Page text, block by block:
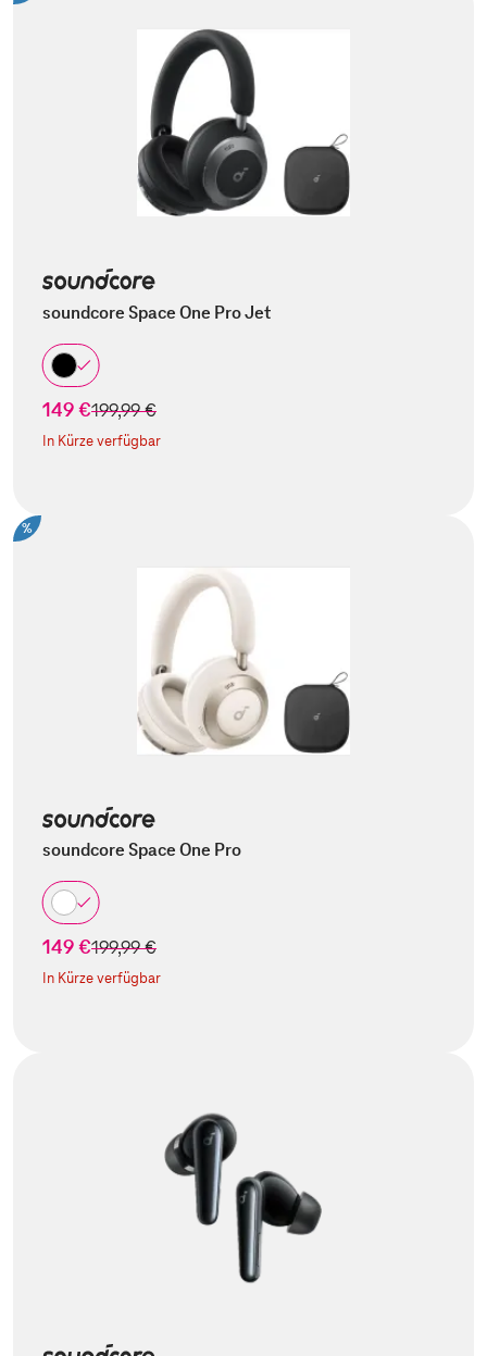
soundcore Space One Pro Jet
149 €statt
199,99 €
In Kürze verfügbar
%
soundcore Space One Pro
149 €statt
199,99 €
In Kürze verfügbar